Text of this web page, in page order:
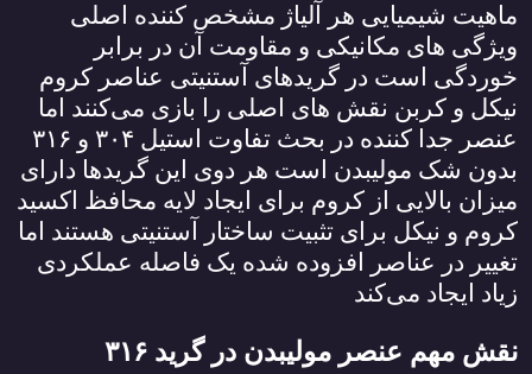
ماهیت شیمیایی هر آلیاژ مشخص کننده اصلی
ویژگی‌ های مکانیکی و مقاومت آن در برابر
خوردگی است در گرید‌های آستنیتی عناصر کروم
نیکل و کربن نقش‌ های اصلی را بازی می‌کنند اما
عنصر جدا کننده در بحث تفاوت استیل ۳۰۴ و ۳۱۶
بدون شک مولیبدن است هر دوی این گریدها دارای
میزان بالایی از کروم برای ایجاد لایه محافظ اکسید
کروم و نیکل برای تثبیت ساختار آستنیتی هستند اما
تغییر در عناصر افزوده شده یک فاصله عملکردی
زیاد ایجاد می‌کند
نقش مهم عنصر مولیبدن در گرید ۳۱۶